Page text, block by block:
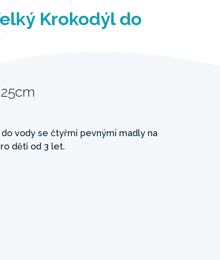
Krokodýl do
vody se čtyřmi pevnými madly na
děti od 3 let.